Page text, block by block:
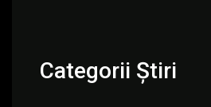
Categorii Știri